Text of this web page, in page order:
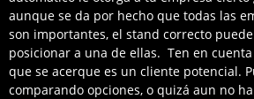
aunque se da por hecho que todas las
son importantes, el stand correcto
posicionar a una de ellas. Ten en
que se acerque es un cliente potencial.
comparando opciones, o quizá aun no